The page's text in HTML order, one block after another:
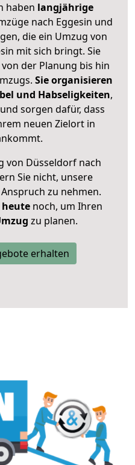
haben langjährige
nach Eggesin und
die ein Umzug von
mit sich bringt. Sie
der Planung bis hin
Sie organisieren
und Habseligkeiten,
sorgen dafür, dass
neuen Zielort in
von Düsseldorf nach
Sie nicht, unsere
zu nehmen.
noch, um Ihren
zu planen.
erhalten